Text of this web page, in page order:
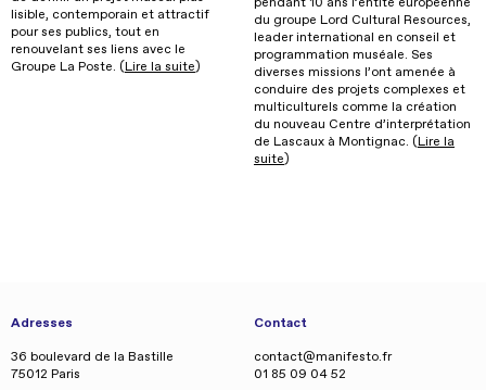
lisible, contemporain et attractif
pour ses publics, tout en
renouvelant ses liens avec le
Groupe La Poste. (Lire la suite)
pendant 10 ans l’entité européenne
du groupe Lord Cultural Resources,
leader international en conseil et
programmation muséale. Ses
diverses missions l’ont amenée à
conduire des projets complexes et
multiculturels comme la création
du nouveau Centre d’interprétation
de Lascaux à Montignac. (Lire la
suite)
Adresses
36 boulevard de la Bastille
75012 Paris
Contact
contact@manifesto.fr
01 85 09 04 52